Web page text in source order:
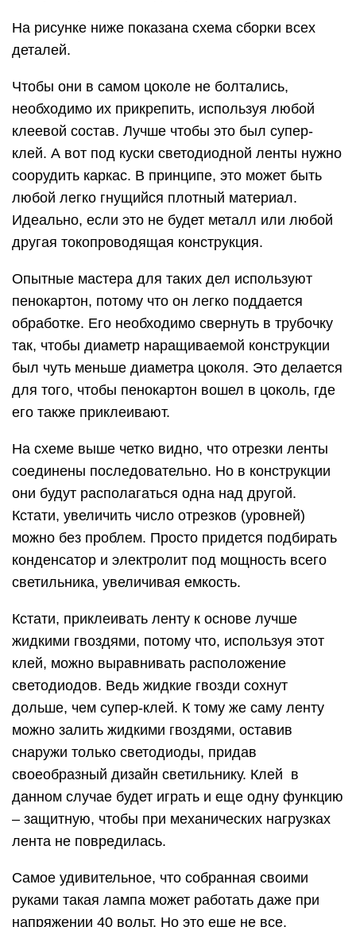
На рисунке ниже показана схема сборки всех
деталей.
Чтобы они в самом цоколе не болтались,
необходимо их прикрепить, используя любой
клеевой состав. Лучше чтобы это был супер-
клей. А вот под куски светодиодной ленты нужно
соорудить каркас. В принципе, это может быть
любой легко гнущийся плотный материал.
Идеально, если это не будет металл или любой
другая токопроводящая конструкция.
Опытные мастера для таких дел используют
пенокартон, потому что он легко поддается
обработке. Его необходимо свернуть в трубочку
так, чтобы диаметр наращиваемой конструкции
был чуть меньше диаметра цоколя. Это делается
для того, чтобы пенокартон вошел в цоколь, где
его также приклеивают.
На схеме выше четко видно, что отрезки ленты
соединены последовательно. Но в конструкции
они будут располагаться одна над другой.
Кстати, увеличить число отрезков (уровней)
можно без проблем. Просто придется подбирать
конденсатор и электролит под мощность всего
светильника, увеличивая емкость.
Кстати, приклеивать ленту к основе лучше
жидкими гвоздями, потому что, используя этот
клей, можно выравнивать расположение
светодиодов. Ведь жидкие гвозди сохнут
дольше, чем супер-клей. К тому же саму ленту
можно залить жидкими гвоздями, оставив
снаружи только светодиоды, придав
своеобразный дизайн светильнику. Клей в
данном случае будет играть и еще одну функцию
– защитную, чтобы при механических нагрузках
лента не повредилась.
Самое удивительное, что собранная своими
руками такая лампа может работать даже при
напряжении 40 вольт. Но это еще не все.